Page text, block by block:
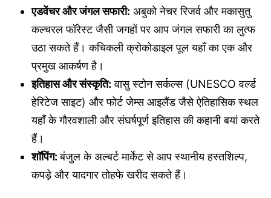
एडवेंचर और जंगल सफारी: अबुको नेचर रिजर्व और मकासुतु
कल्चरल फॉरेस्ट जैसी जगहों पर आप जंगल सफारी का लुत्फ
उठा सकते हैं। कचिकली क्रोकोडाइल पूल यहाँ का एक और
प्रमुख आकर्षण है।
इतिहास और संस्कृति: वासु स्टोन सर्कल्स (UNESCO वर्ल्ड
हेरिटेज साइट) और फोर्ट जेम्स आइलैंड जैसे ऐतिहासिक स्थल
यहाँ के गौरवशाली और संघर्षपूर्ण इतिहास की कहानी बयां करते
हैं।
शॉपिंग:बंजुल के अल्बर्ट मार्केट से आप स्थानीय हस्तशिल्प,
कपड़े और यादगार तोहफे खरीद सकते हैं।